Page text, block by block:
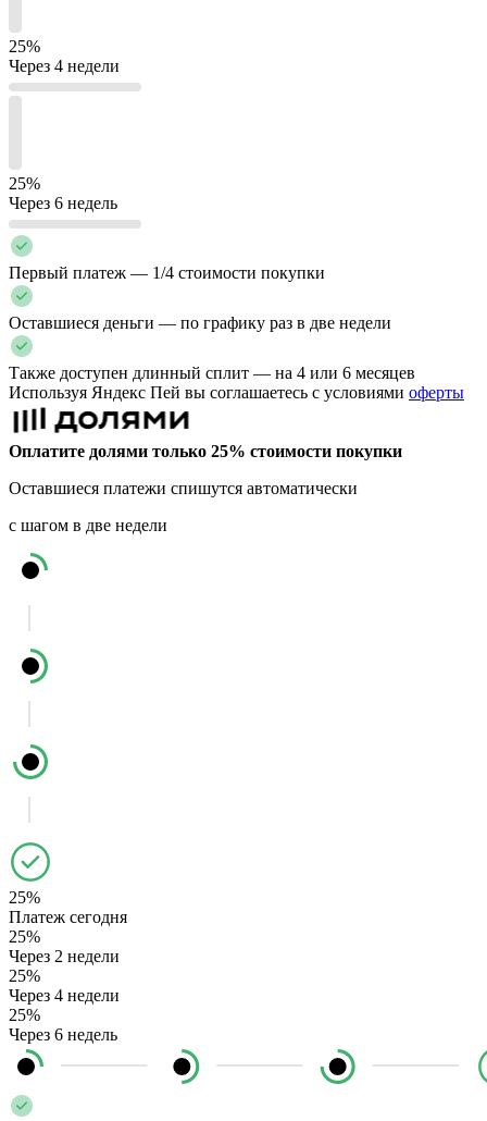
25%
Через 4 недели
25%
Через 6 недель
Первый платеж — 1/4 стоимости покупки
Оставшиеся деньги — по графику раз в две недели
Также доступен длинный сплит — на 4 или 6 месяцев
Используя Яндекс Пей вы соглашаетесь с условиями оферты
Оплатите долями только 25% стоимости покупки
Оставшиеся платежи спишутся автоматически
с шагом в две недели
25%
Платеж сегодня
25%
Через 2 недели
25%
Через 4 недели
25%
Через 6 недель